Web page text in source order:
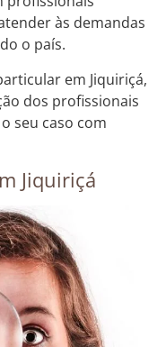
às demandas
o país.
em Jiquiriçá,
dos profissionais
seu caso com
Jiquiriçá